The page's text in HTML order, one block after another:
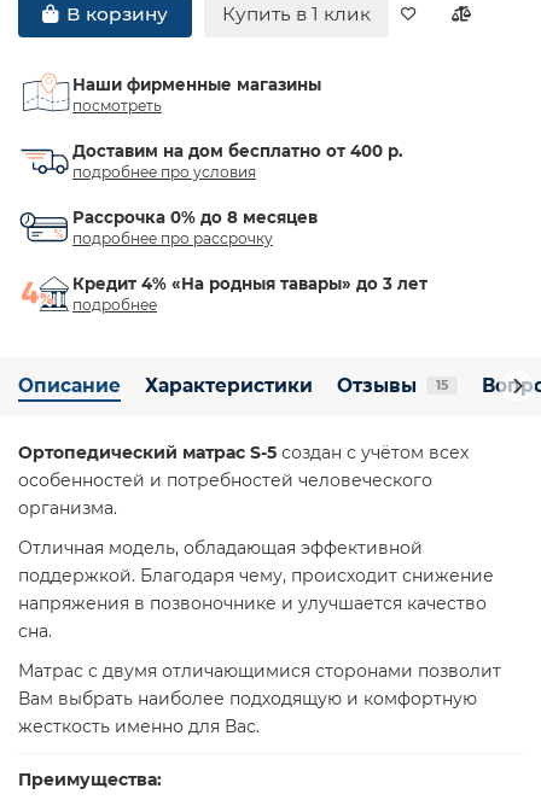
В корзину Купить в 1 клик
Наши фирменные магазины
посмотреть
Доставим на дом бесплатно от 400 р.
подробнее про условия
Рассрочка 0% до 8 месяцев
подробнее про рассрочку
Кредит 4% «На родныя тавары» до 3 лет
подробнее
Описание Характеристики Отзывы 15
Ортопедический матрас S-5 создан с учётом всех
особенностей и потребностей человеческого
организма.
Отличная модель, обладающая эффективной
поддержкой. Благодаря чему, происходит снижение
напряжения в позвоночнике и улучшается качество
сна.
Матрас с двумя отличающимися сторонами позволит
Вам выбрать наиболее подходящую и комфортную
жесткость именно для Вас.
Преимущества: